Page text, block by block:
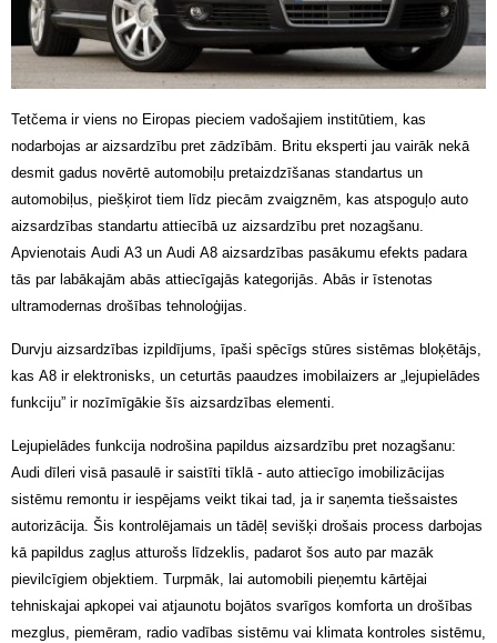
Tetčema ir viens no Eiropas pieciem vadošajiem institūtiem, kas
nodarbojas ar aizsardzību pret zādzībām. Britu eksperti jau vairāk nekā
desmit gadus novērtē automobiļu pretaizdzīšanas standartus un
automobiļus, piešķirot tiem līdz piecām zvaigznēm, kas atspoguļo auto
aizsardzības standartu attiecībā uz aizsardzību pret nozagšanu.
Apvienotais Audi A3 un Audi A8 aizsardzības pasākumu efekts padara
tās par labākajām abās attiecīgajās kategorijās. Abās ir īstenotas
ultramodernas drošības tehnoloģijas.
Durvju aizsardzības izpildījums, īpaši spēcīgs stūres sistēmas bloķētājs,
kas A8 ir elektronisks, un ceturtās paaudzes imobilaizers ar „lejupielādes
funkciju” ir nozīmīgākie šīs aizsardzības elementi.
Lejupielādes funkcija nodrošina papildus aizsardzību pret nozagšanu:
Audi dīleri visā pasaulē ir saistīti tīklā - auto attiecīgo imobilizācijas
sistēmu remontu ir iespējams veikt tikai tad, ja ir saņemta tiešsaistes
autorizācija. Šis kontrolējamais un tādēļ sevišķi drošais process darbojas
kā papildus zagļus atturošs līdzeklis, padarot šos auto par mazāk
pievilcīgiem objektiem. Turpmāk, lai automobili pieņemtu kārtējai
tehniskajai apkopei vai atjaunotu bojātos svarīgos komforta un drošības
mezglus, piemēram, radio vadības sistēmu vai klimata kontroles sistēmu,